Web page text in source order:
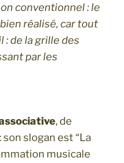
conventionnel : le
réalisé, car tout
: de la grille des
par les
, de
son slogan est “La
musicale